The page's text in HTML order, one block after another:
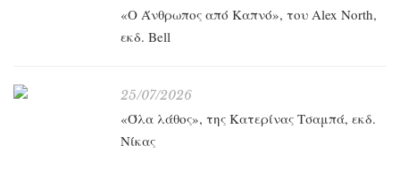
«O Άνθρωπος από Καπνό», του Alex North,
εκδ. Bell
25/07/2026
«Όλα λάθος», της Κατερίνας Τσαμπά, εκδ.
Νίκας